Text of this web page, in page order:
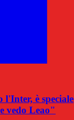
è speciale
vedo Leao"